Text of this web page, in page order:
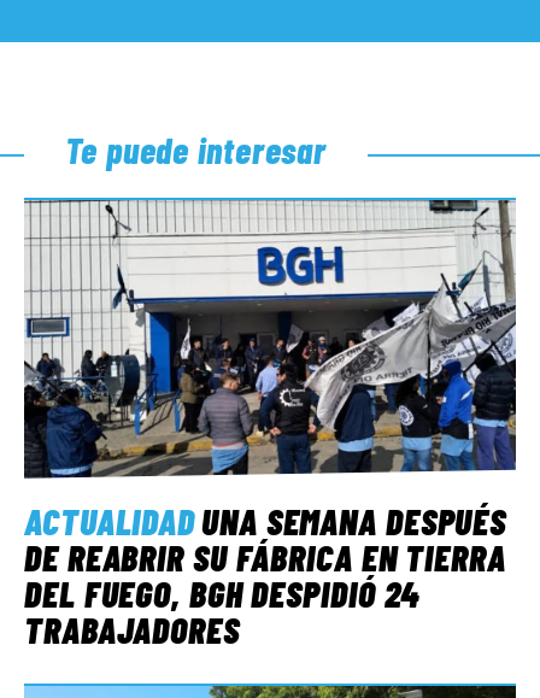
Te puede interesar
ACTUALIDADUNA SEMANA DESPUÉS
DE REABRIR SU FÁBRICA EN TIERRA
DEL FUEGO, BGH DESPIDIÓ 24
TRABAJADORES